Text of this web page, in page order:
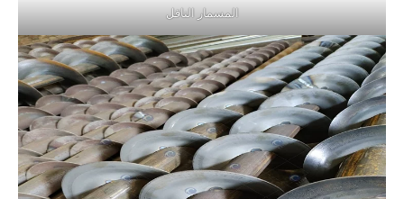
المسمار الناقل